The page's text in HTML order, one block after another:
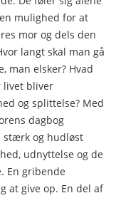
mulighed for at
mor og dels den
langt skal man gå
man elsker? Hvad
livet bliver
og splittelse? Med
dagbog
stærk og hudløst
udnyttelse og de
En gribende
at give op. En del af